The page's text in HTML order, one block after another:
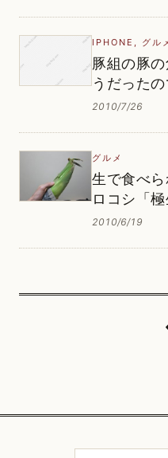
IPHONE , グル
豚組の豚
うだった
2010/7/26
グルメ
生で食べ
ロコシ「
2010/6/19